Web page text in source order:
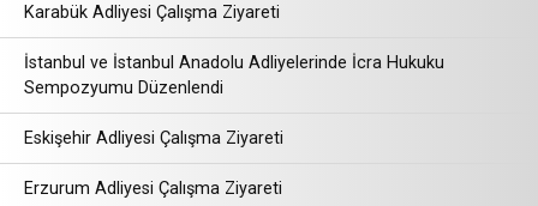
Karabük Adliyesi Çalışma Ziyareti
İstanbul ve İstanbul Anadolu Adliyelerinde İcra Hukuku
Sempozyumu Düzenlendi
Eskişehir Adliyesi Çalışma Ziyareti
Erzurum Adliyesi Çalışma Ziyareti